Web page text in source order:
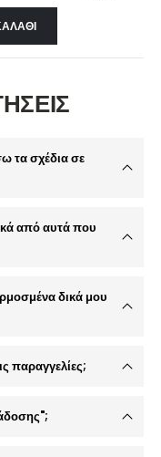
τα σχέδια σε
από αυτά που
δικά μου
παραγγελίες;